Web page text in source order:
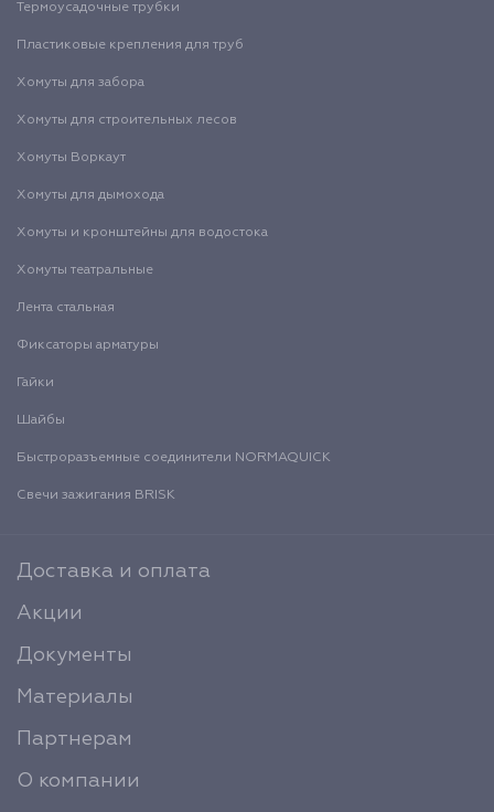
Термоусадочные трубки
Пластиковые крепления для труб
Хомуты для забора
Хомуты для строительных лесов
Хомуты Воркаут
Хомуты для дымохода
Хомуты и кронштейны для водостока
Хомуты театральные
Лента стальная
Фиксаторы арматуры
Гайки
Шайбы
Быстроразъемные соединители NORMAQUICK
Свечи зажигания BRISK
Доставка и оплата
Акции
Документы
Материалы
Партнерам
О компании